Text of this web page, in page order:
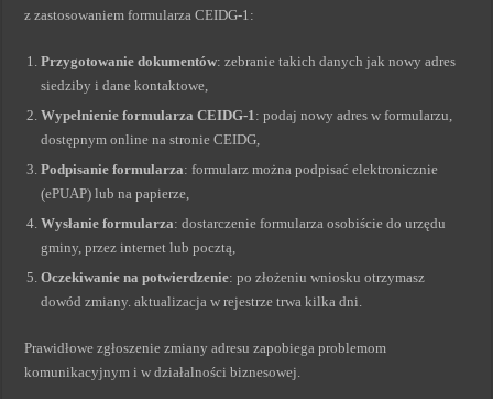
z zastosowaniem formularza CEIDG-1:
Przygotowanie dokumentów: zebranie takich danych jak nowy adres
siedziby i dane kontaktowe,
Wypełnienie formularza CEIDG-1: podaj nowy adres w formularzu,
dostępnym online na stronie CEIDG,
Podpisanie formularza: formularz można podpisać elektronicznie
(ePUAP) lub na papierze,
Wysłanie formularza: dostarczenie formularza osobiście do urzędu
gminy, przez internet lub pocztą,
Oczekiwanie na potwierdzenie: po złożeniu wniosku otrzymasz
dowód zmiany. aktualizacja w rejestrze trwa kilka dni.
Prawidłowe zgłoszenie zmiany adresu zapobiega problemom
komunikacyjnym i w działalności biznesowej.